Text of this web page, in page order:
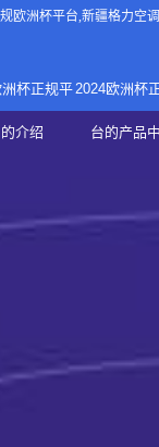
欧洲杯平台,新疆格力空
杯正规平
介绍
正规欧洲
2024欧洲杯
台的产品
家庭中央
家用空